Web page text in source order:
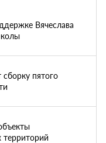
Вячеслава
пятого
территорий